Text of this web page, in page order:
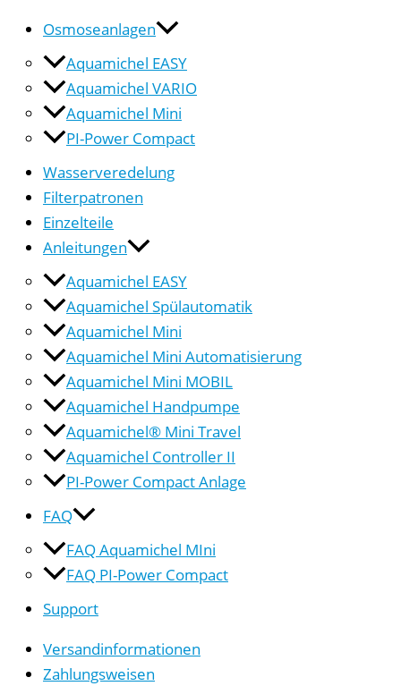
Osmoseanlagen
Aquamichel EASY
Aquamichel VARIO
Aquamichel Mini
PI-Power Compact
Wasserveredelung
Filterpatronen
Einzelteile
Anleitungen
Aquamichel EASY
Aquamichel Spülautomatik
Aquamichel Mini
Aquamichel Mini Automatisierung
Aquamichel Mini MOBIL
Aquamichel Handpumpe
Aquamichel® Mini Travel
Aquamichel Controller II
PI-Power Compact Anlage
FAQ
FAQ Aquamichel MIni
FAQ PI-Power Compact
Support
Versandinformationen
Zahlungsweisen